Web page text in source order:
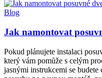
Blog
Jak namontovat
Pokud plánujete instalaci
který vám pomůže s celým
jasnými instrukcemi se